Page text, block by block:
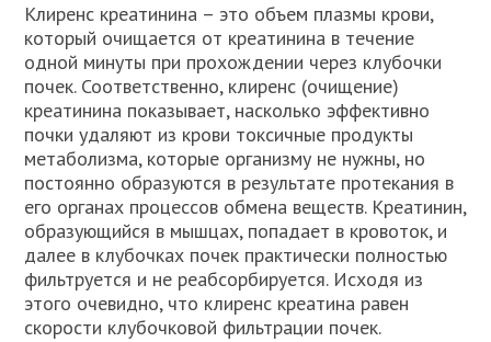
Клиренс креатинина – это объем плазмы крови,
который очищается от креатинина в течение
одной минуты при прохождении через клубочки
почек. Соответственно, клиренс (очищение)
креатинина показывает, насколько эффективно
почки удаляют из крови токсичные продукты
метаболизма, которые организму не нужны, но
постоянно образуются в результате протекания в
его органах процессов обмена веществ. Креатинин,
образующийся в мышцах, попадает в кровоток, и
далее в клубочках почек практически полностью
фильтруется и не реабсорбируется. Исходя из
этого очевидно, что клиренс креатина равен
скорости клубочковой фильтрации почек.